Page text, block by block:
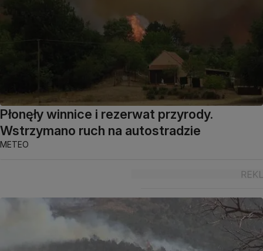
Płonęły winnice i rezerwat przyrody.
Wstrzymano ruch na autostradzie
METEO